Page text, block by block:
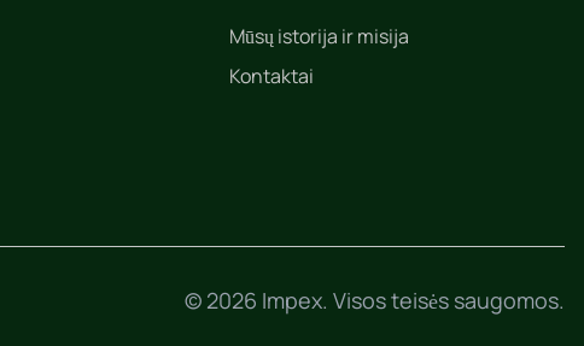
Mūsų istorija ir misija
Kontaktai
© 2026 Impex. Visos teisės saugomos.